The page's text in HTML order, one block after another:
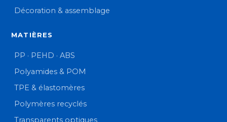
Décoration & assemblage
MATIÈRES
PP · PEHD · ABS
Polyamides & POM
TPE & élastomères
Polymères recyclés
Transparents optiques